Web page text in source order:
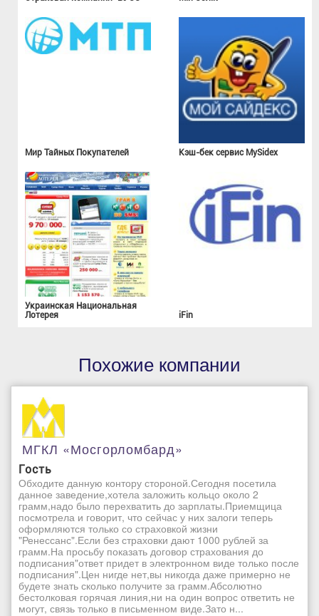
Мир Тайных Покупателей Кэш-бек сервис MySidex
Украинская Национальная
Лотерея
iFin
Похожие компании
МГКЛ «Мосгорломбард»
Гость
Обходите данную контору стороной.Сегодня посетила
данное заведение,хотела заложить кольцо около 2
грамм,надо было перехватить до зарплаты.Приемщица
посмотрела и говорит, что сейчас у них залоги теперь
оформляются только со страховкой жизни
"Ренессанс".Если без страховки дают 1000 рублей за
грамм.На просьбу показать договор страхования до
подписания"ответ придет в электронном виде только после
подписания".Цен нигде нет,вы никогда даже примерно не
будете знать сколько получите за грамм.Абсолютно
бестолковая горячая линия,ни на один вопрос ответить не
могут, связь только в письменном виде.Зато н...